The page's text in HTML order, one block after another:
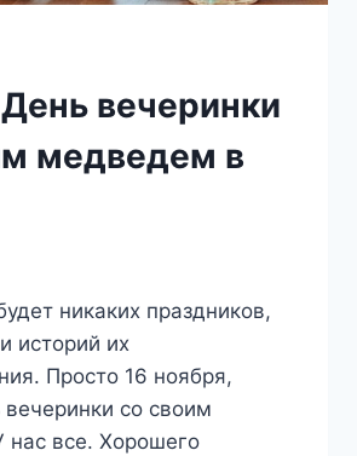
вечеринки
медведем в
никаких праздников,
историй их
Просто 16 ноября,
со своим
все. Хорошего